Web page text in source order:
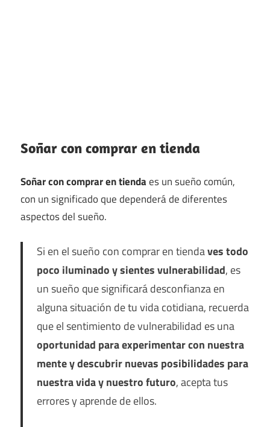
Soñar con comprar en tienda
Soñar con comprar en tiendaes un sueño común,
con un significado que dependerá de diferentes
aspectos del sueño.
Si en el sueño con comprar en tiendaves todo
poco iluminado y sientes vulnerabilidad, es
un sueño que significará desconfianza en
alguna situación de tu vida cotidiana, recuerda
que el sentimiento de vulnerabilidad es una
oportunidad para experimentar con nuestra
mente y descubrir nuevas posibilidades para
nuestra vida y nuestro futuro, acepta tus
errores y aprende de ellos.